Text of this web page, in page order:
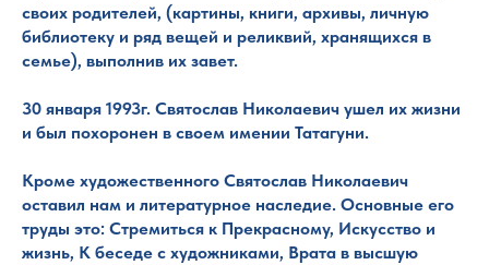
своих родителей, (картины, книги, архивы, личную
библиотеку и ряд вещей и реликвий, хранящихся в
семье), выполнив их завет.
30 января 1993г. Святослав Николаевич ушел их жизни
и был похоронен в своем имении Татагуни.
Кроме художественного Святослав Николаевич
оставил нам и литературное наследие. Основные его
труды это: Стремиться к Прекрасному, Искусство и
жизнь, К беседе с художниками, Врата в высшую